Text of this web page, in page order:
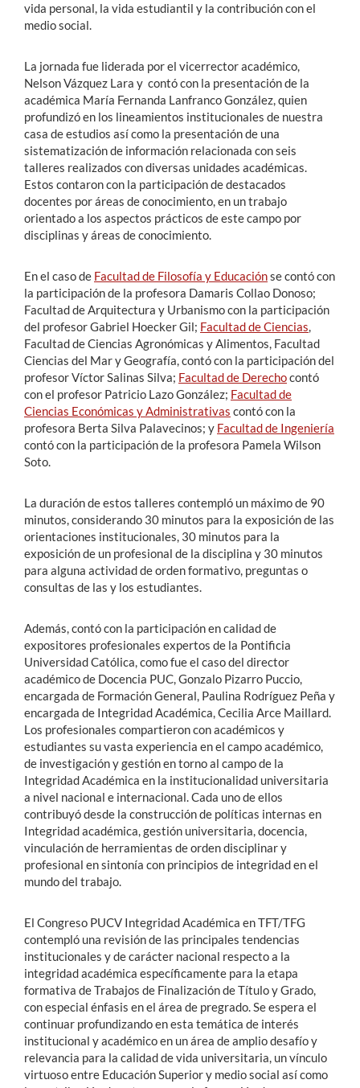
vida personal, la vida estudiantil y la contribución con el
medio social.
La jornada fue liderada por el vicerrector académico,
Nelson Vázquez Lara y contó con la presentación de la
académica María Fernanda Lanfranco González, quien
profundizó en los lineamientos institucionales de nuestra
casa de estudios así como la presentación de una
sistematización de información relacionada con seis
talleres realizados con diversas unidades académicas.
Estos contaron con la participación de destacados
docentes por áreas de conocimiento, en un trabajo
orientado a los aspectos prácticos de este campo por
disciplinas y áreas de conocimiento.
En el caso de Facultad de Filosofía y Educaciónse contó con
la participación de la profesora Damaris Collao Donoso;
Facultad de Arquitectura y Urbanismo con la participación
del profesor Gabriel Hoecker Gil; Facultad de Ciencias,
Facultad de Ciencias Agronómicas y Alimentos, Facultad
Ciencias del Mar y Geografía, contó con la participación del
profesor Víctor Salinas Silva; Facultad de Derechocontó
con el profesor Patricio Lazo González; Facultad de
Ciencias Económicas y Administrativas contó con la
profesora Berta Silva Palavecinos; y Facultad de Ingeniería
contó con la participación de la profesora Pamela Wilson
Soto.
La duración de estos talleres contempló un máximo de 90
minutos, considerando 30 minutos para la exposición de las
orientaciones institucionales, 30 minutos para la
exposición de un profesional de la disciplina y 30 minutos
para alguna actividad de orden formativo, preguntas o
consultas de las y los estudiantes.
Además, contó con la participación en calidad de
expositores profesionales expertos de la Pontificia
Universidad Católica, como fue el caso del director
académico de Docencia PUC, Gonzalo Pizarro Puccio,
encargada de Formación General, Paulina Rodríguez Peña y
encargada de Integridad Académica, Cecilia Arce Maillard.
Los profesionales compartieron con académicos y
estudiantes su vasta experiencia en el campo académico,
de investigación y gestión en torno al campo de la
Integridad Académica en la institucionalidad universitaria
a nivel nacional e internacional. Cada uno de ellos
contribuyó desde la construcción de políticas internas en
Integridad académica, gestión universitaria, docencia,
vinculación de herramientas de orden disciplinar y
profesional en sintonía con principios de integridad en el
mundo del trabajo.
El Congreso PUCV Integridad Académica en TFT/TFG
contempló una revisión de las principales tendencias
institucionales y de carácter nacional respecto a la
integridad académica específicamente para la etapa
formativa de Trabajos de Finalización de Título y Grado,
con especial énfasis en el área de pregrado. Se espera el
continuar profundizando en esta temática de interés
institucional y académico en un área de amplio desafío y
relevancia para la calidad de vida universitaria, un vínculo
virtuoso entre Educación Superior y medio social así como